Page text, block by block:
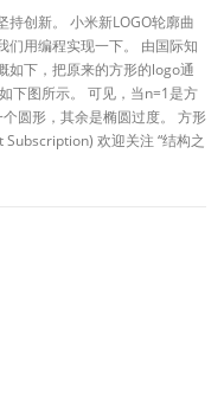
持创新。 小米新LOGO轮廓曲
们用编程实现一下。 由国际知
如下，把原来的方形的logo通
下图所示。 可见，当n=1是方
圆形，其余是椭圆过度。 方形
欢迎关注 “结构之